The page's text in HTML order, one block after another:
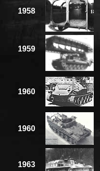
1958
1959
1960
1960
1963